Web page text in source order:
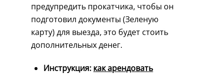
предупредить прокатчика, чтобы он
подготовил документы (Зеленую
карту) для выезда, это будет стоить
дополнительных денег.
Инструкция: как арендовать